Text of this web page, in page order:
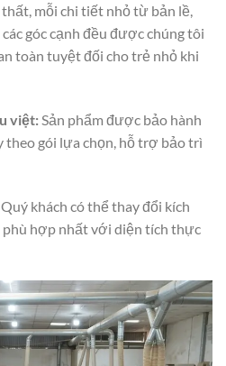
thất, mỗi chi tiết nhỏ từ bản lề,
góc cạnh đều được chúng tôi
toàn tuyệt đối cho trẻ nhỏ khi
việt:Sản phẩm được bảo hành
theo gói lựa chọn, hỗ trợ bảo trì
khách có thể thay đổi kích
phù hợp nhất với diện tích thực